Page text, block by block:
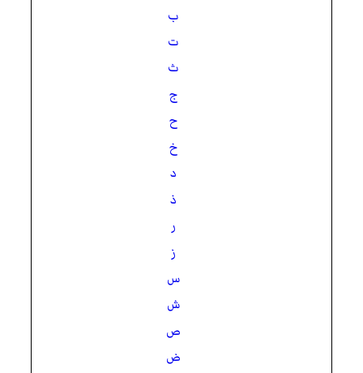
ب
ت
ث
ج
ح
خ
د
ذ
ر
ز
س
ش
ص
ض